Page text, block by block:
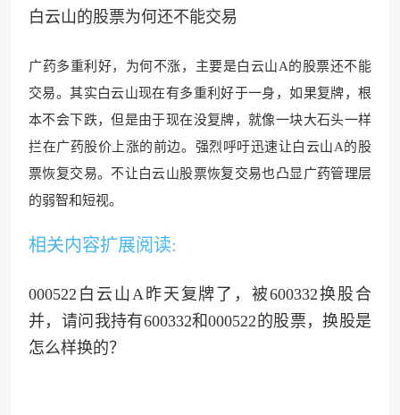
白云山的股票为何还不能交易
广药多重利好，为何不涨，主要是白云山A的股票还不能
交易。其实白云山现在有多重利好于一身，如果复牌，根
本不会下跌，但是由于现在没复牌，就像一块大石头一样
拦在广药股价上涨的前边。强烈呼吁迅速让白云山A的股
票恢复交易。不让白云山股票恢复交易也凸显 广药管理层
的弱智和短视。
相关内容扩展阅读:
000522白云山A昨天复牌了，被600332换股合
并，请问我持有600332和000522的股票，换股是
怎么样换的？